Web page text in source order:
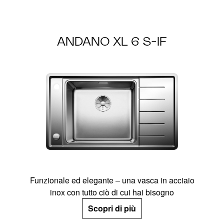
ANDANO XL 6 S-IF
Funzionale ed elegante – una vasca in acciaio
inox con tutto ciò di cui hai bisogno
Scopri di più